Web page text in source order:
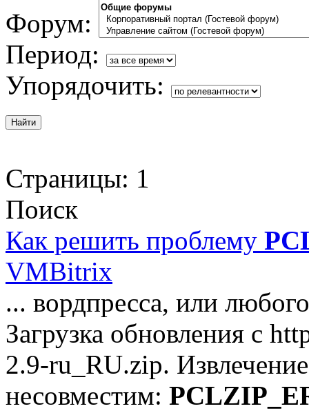
Форум:
Период:
Упорядочить:
Страницы: 1
Поиск
Как решить проблему
VMBitrix
... вордпресса, или
Загрузка обновления с
2.9-ru_RU.zip.
несовместим: